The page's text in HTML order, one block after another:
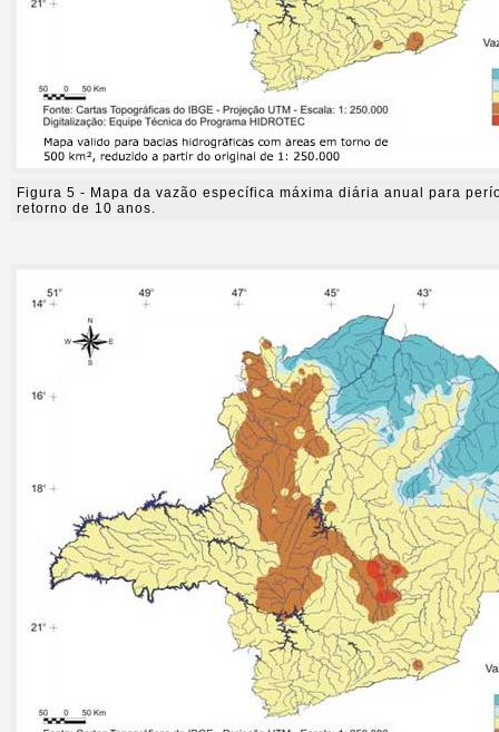
Figura 5 - Mapa da vazão específica máxima diária anual para
retorno de 10 anos.